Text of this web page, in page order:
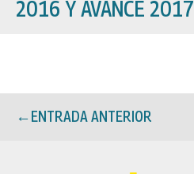
2016 Y AVANCE 2017
←ENTRADA ANTERIOR